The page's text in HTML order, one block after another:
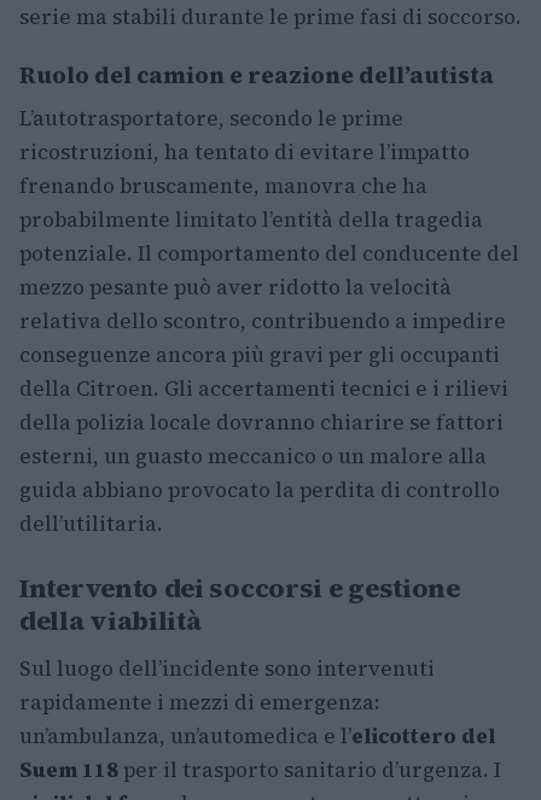
serie ma stabili durante le prime fasi di soccorso.
Ruolo del camion e reazione dell’autista
L’autotrasportatore, secondo le prime
ricostruzioni, ha tentato di evitare l’impatto
frenando bruscamente, manovra che ha
probabilmente limitato l’entità della tragedia
potenziale. Il comportamento del conducente del
mezzo pesante può aver ridotto la velocità
relativa dello scontro, contribuendo a impedire
conseguenze ancora più gravi per gli occupanti
della Citroen. Gli accertamenti tecnici e i rilievi
della polizia locale dovranno chiarire se fattori
esterni, un guasto meccanico o un malore alla
guida abbiano provocato la perdita di controllo
dell’utilitaria.
Intervento dei soccorsi e gestione
della viabilità
Sul luogo dell’incidente sono intervenuti
rapidamente i mezzi di emergenza:
un’ambulanza, un’automedica e l’elicottero del
Suem 118per il trasporto sanitario d’urgenza. I